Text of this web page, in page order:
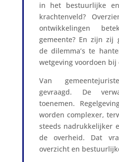
in het bestuurlijke
krachtenveld?
ontwikkelingen
gemeente? En zijn zij
de dilemma’s te
wetgeving voordoen bij
Van
gevraagd. De
toenemen.
worden complexer,
steeds nadrukkelijker
de overheid. Dat
overzicht en